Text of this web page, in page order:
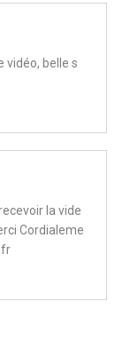
vidéo, belle s
la vide
Cordialeme